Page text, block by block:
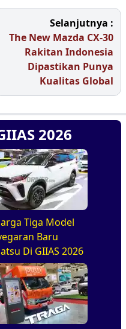
Selanjutnya :
The New Mazda CX-30
Rakitan Indonesia
Dipastikan Punya
Kualitas Global
2026
Tiga Model
Baru
Di GIIAS 2026